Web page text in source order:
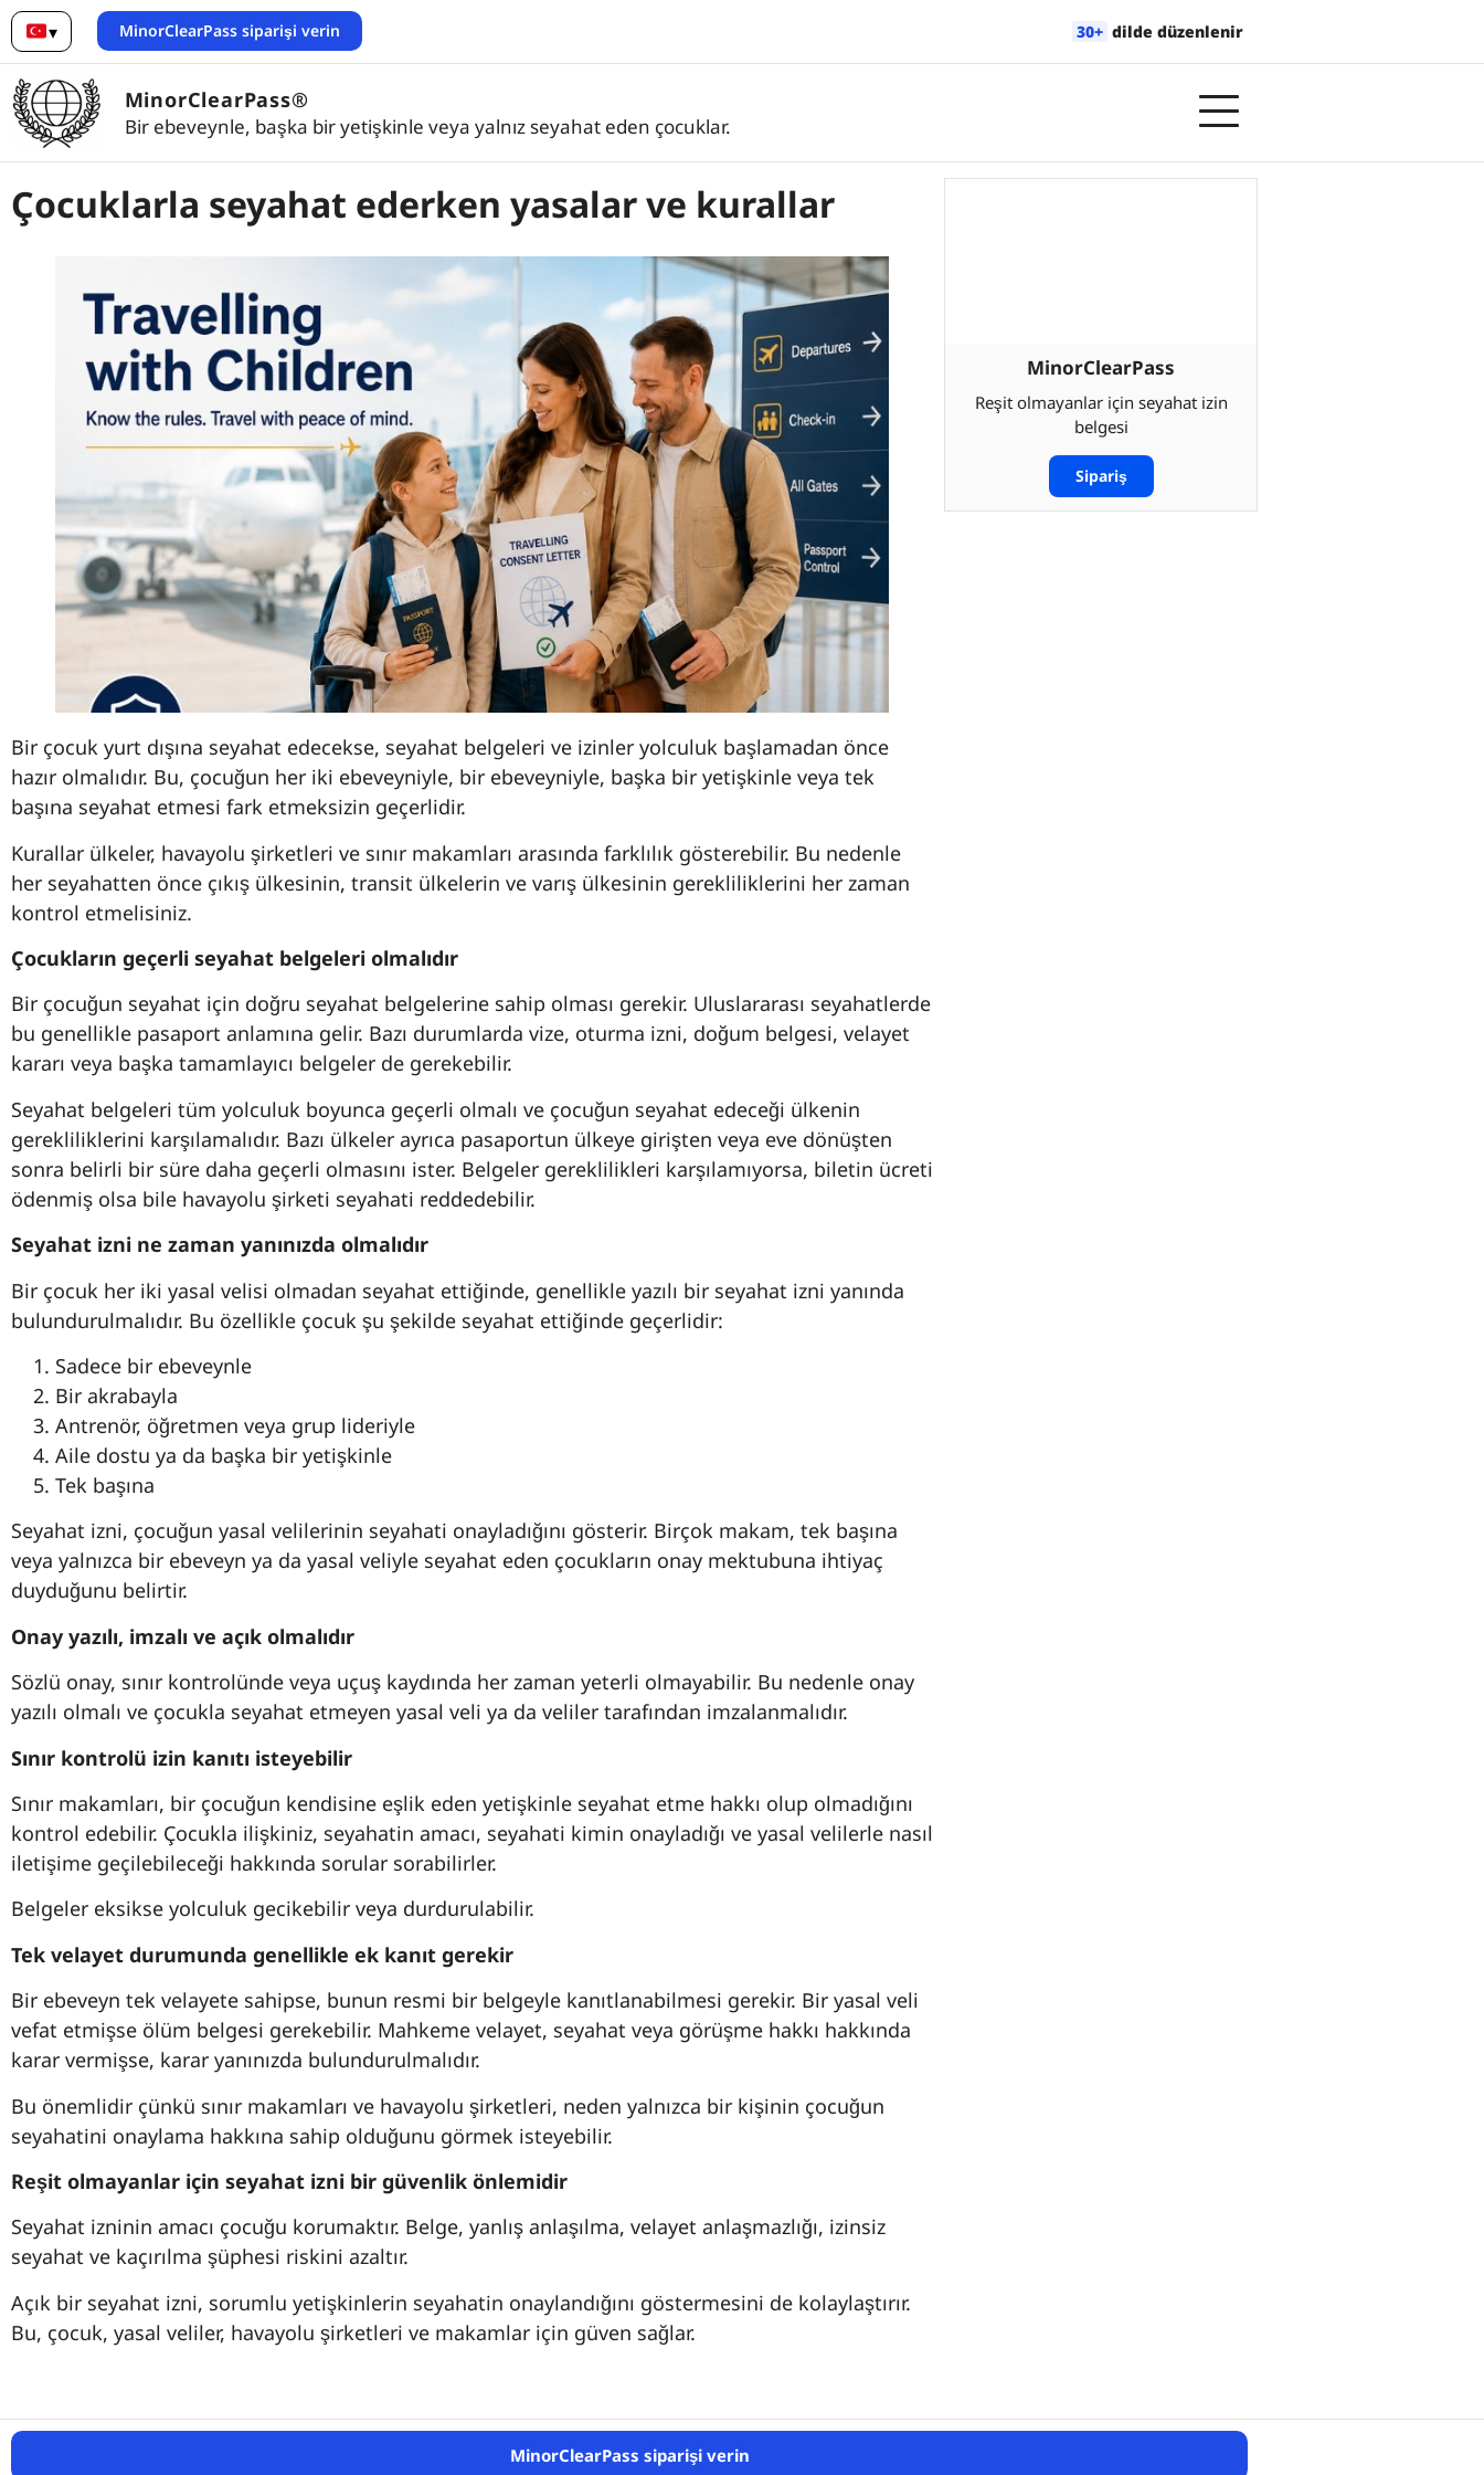
▾
Türkçe
MinorClearPass siparişi verin 30+ dilde düzenlenir
MinorClearPass®
Bir ebeveynle, başka bir yetişkinle veya yalnız seyahat eden çocuklar.
Çocuklarla seyahat ederken yasalar ve kurallar
Bir çocuk yurt dışına seyahat edecekse, seyahat belgeleri ve izinler yolculuk başlamadan önce
hazır olmalıdır. Bu, çocuğun her iki ebeveyniyle, bir ebeveyniyle, başka bir yetişkinle veya tek
başına seyahat etmesi fark etmeksizin geçerlidir.
Kurallar ülkeler, havayolu şirketleri ve sınır makamları arasında farklılık gösterebilir. Bu nedenle
her seyahatten önce çıkış ülkesinin, transit ülkelerin ve varış ülkesinin gerekliliklerini her zaman
kontrol etmelisiniz.
Çocukların geçerli seyahat belgeleri olmalıdır
Bir çocuğun seyahat için doğru seyahat belgelerine sahip olması gerekir. Uluslararası seyahatlerde
bu genellikle pasaport anlamına gelir. Bazı durumlarda vize, oturma izni, doğum belgesi, velayet
kararı veya başka tamamlayıcı belgeler de gerekebilir.
Seyahat belgeleri tüm yolculuk boyunca geçerli olmalı ve çocuğun seyahat edeceği ülkenin
gerekliliklerini karşılamalıdır. Bazı ülkeler ayrıca pasaportun ülkeye girişten veya eve dönüşten
sonra belirli bir süre daha geçerli olmasını ister. Belgeler gereklilikleri karşılamıyorsa, biletin ücreti
ödenmiş olsa bile havayolu şirketi seyahati reddedebilir.
Seyahat izni ne zaman yanınızda olmalıdır
Bir çocuk her iki yasal velisi olmadan seyahat ettiğinde, genellikle yazılı bir seyahat izni yanında
bulundurulmalıdır. Bu özellikle çocuk şu şekilde seyahat ettiğinde geçerlidir:
Sadece bir ebeveynle
Bir akrabayla
Antrenör, öğretmen veya grup lideriyle
Aile dostu ya da başka bir yetişkinle
Tek başına
Seyahat izni, çocuğun yasal velilerinin seyahati onayladığını gösterir. Birçok makam, tek başına
veya yalnızca bir ebeveyn ya da yasal veliyle seyahat eden çocukların onay mektubuna ihtiyaç
duyduğunu belirtir.
Onay yazılı, imzalı ve açık olmalıdır
Sözlü onay, sınır kontrolünde veya uçuş kaydında her zaman yeterli olmayabilir. Bu nedenle onay
yazılı olmalı ve çocukla seyahat etmeyen yasal veli ya da veliler tarafından imzalanmalıdır.
Sınır kontrolü izin kanıtı isteyebilir
Sınır makamları, bir çocuğun kendisine eşlik eden yetişkinle seyahat etme hakkı olup olmadığını
kontrol edebilir. Çocukla ilişkiniz, seyahatin amacı, seyahati kimin onayladığı ve yasal velilerle nasıl
iletişime geçilebileceği hakkında sorular sorabilirler.
Belgeler eksikse yolculuk gecikebilir veya durdurulabilir.
Tek velayet durumunda genellikle ek kanıt gerekir
Bir ebeveyn tek velayete sahipse, bunun resmi bir belgeyle kanıtlanabilmesi gerekir. Bir yasal veli
vefat etmişse ölüm belgesi gerekebilir. Mahkeme velayet, seyahat veya görüşme hakkı hakkında
karar vermişse, karar yanınızda bulundurulmalıdır.
Bu önemlidir çünkü sınır makamları ve havayolu şirketleri, neden yalnızca bir kişinin çocuğun
seyahatini onaylama hakkına sahip olduğunu görmek isteyebilir.
Reşit olmayanlar için seyahat izni bir güvenlik önlemidir
Seyahat izninin amacı çocuğu korumaktır. Belge, yanlış anlaşılma, velayet anlaşmazlığı, izinsiz
seyahat ve kaçırılma şüphesi riskini azaltır.
Açık bir seyahat izni, sorumlu yetişkinlerin seyahatin onaylandığını göstermesini de kolaylaştırır.
Bu, çocuk, yasal veliler, havayolu şirketleri ve makamlar için güven sağlar.
MinorClearPass
Reşit olmayanlar için seyahat izin
belgesi
Sipariş
MinorClearPass siparişi verin